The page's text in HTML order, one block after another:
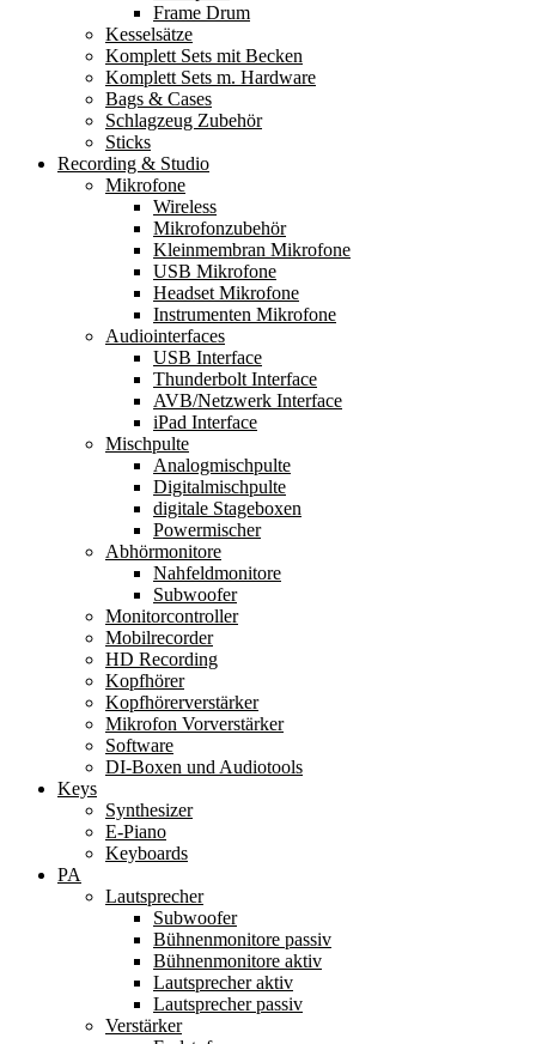
Frame Drum
Kesselsätze
Komplett Sets mit Becken
Komplett Sets m. Hardware
Bags & Cases
Schlagzeug Zubehör
Sticks
Recording & Studio
Mikrofone
Wireless
Mikrofonzubehör
Kleinmembran Mikrofone
USB Mikrofone
Headset Mikrofone
Instrumenten Mikrofone
Audiointerfaces
USB Interface
Thunderbolt Interface
AVB/Netzwerk Interface
iPad Interface
Mischpulte
Analogmischpulte
Digitalmischpulte
digitale Stageboxen
Powermischer
Abhörmonitore
Nahfeldmonitore
Subwoofer
Monitorcontroller
Mobilrecorder
HD Recording
Kopfhörer
Kopfhörerverstärker
Mikrofon Vorverstärker
Software
DI-Boxen und Audiotools
Keys
Synthesizer
E-Piano
Keyboards
PA
Lautsprecher
Subwoofer
Bühnenmonitore passiv
Bühnenmonitore aktiv
Lautsprecher aktiv
Lautsprecher passiv
Verstärker